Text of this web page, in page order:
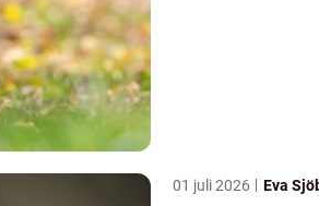
01 juli 2026 Eva